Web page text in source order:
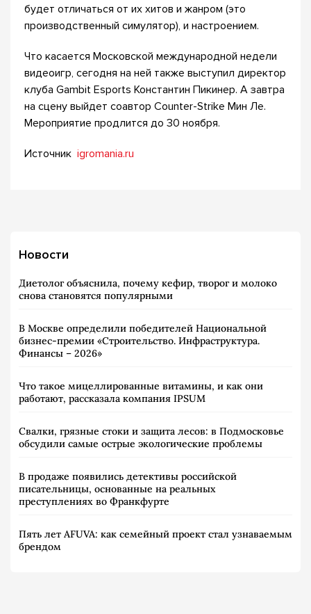
будет отличаться от их хитов и жанром (это
производственный симулятор), и настроением.
Что касается Московской международной недели
видеоигр, сегодня на ней также выступил директор
клуба Gambit Esports Константин Пикинер. А завтра
на сцену выйдет соавтор Counter-Strike Мин Ле.
Мероприятие продлится до 30 ноября.
Источник igromania.ru
Новости
Диетолог объяснила, почему кефир, творог и молоко
снова становятся популярными
В Москве определили победителей Национальной
бизнес-премии «Строительство. Инфраструктура.
Финансы – 2026»
Что такое мицеллированные витамины, и как они
работают, рассказала компания IPSUM
Свалки, грязные стоки и защита лесов: в Подмосковье
обсудили самые острые экологические проблемы
В продаже появились детективы российской
писательницы, основанные на реальных
преступлениях во Франкфурте
Пять лет AFUVA: как семейный проект стал узнаваемым
брендом